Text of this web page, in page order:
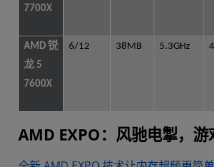
7700X
AMD 锐
龙 5
7600X
6/12 38MB 5.3GHz
AMD EXPO：风驰电掣，游